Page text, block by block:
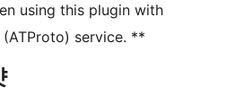
using this plugin with
service. **